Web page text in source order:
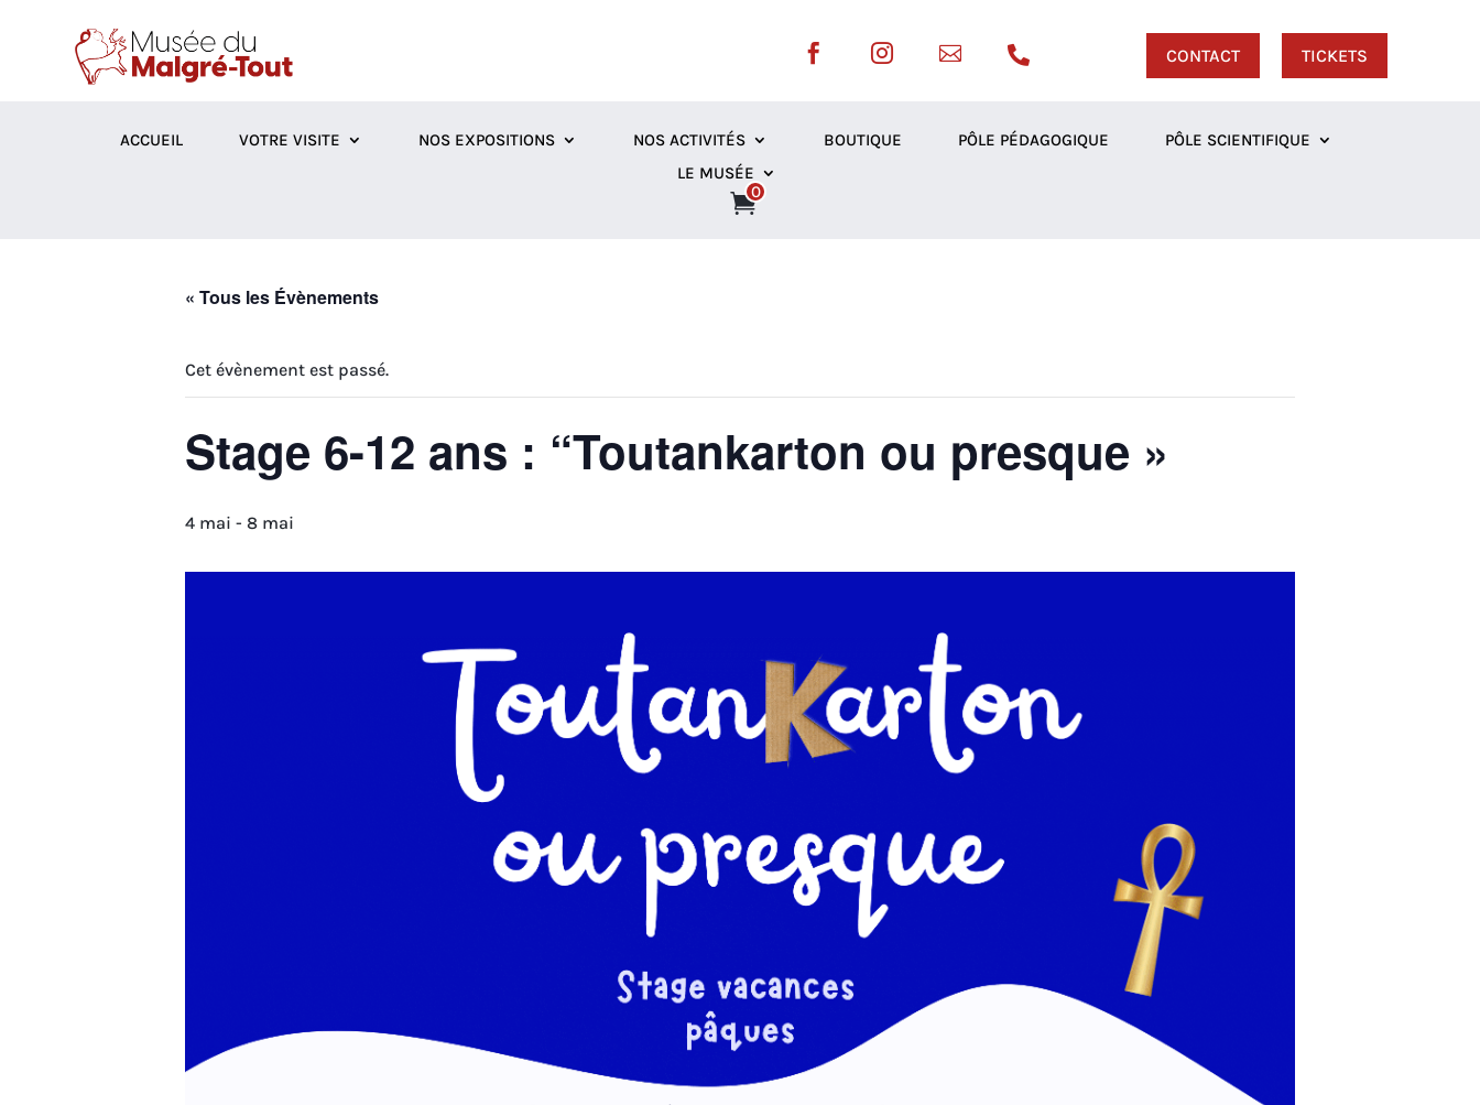
    CONTACT TICKETS
ACCUEIL VOTRE VISITE NOS EXPOSITIONS NOS ACTIVITÉS BOUTIQUE PÔLE PÉDAGOGIQUE
PÔLE SCIENTIFIQUE
LE MUSÉE
0
« Tous les Évènements
Cet évènement est passé.
Stage 6-12 ans : “Toutankarton ou presque »
4 mai - 8 mai